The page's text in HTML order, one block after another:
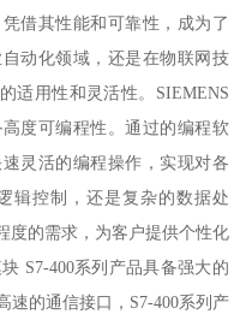
借其性能和可靠性，成为了
动化领域，还是在物联网技
适用性和灵活性。SIEMENS
度可编程性。通过的编程软
灵活的编程操作，实现对各
辑控制，还是复杂的数据处
度的需求，为客户提供个性化
S7-400系列产品具备强大的
速的通信接口，S7-400系列产